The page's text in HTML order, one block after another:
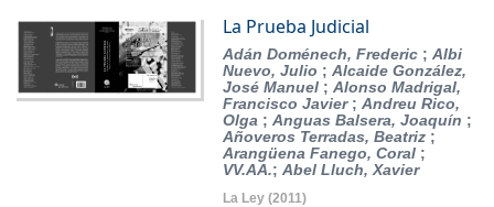
La Prueba Judicial
Adán Doménech, Frederic ; Albi
Nuevo, Julio ; Alcaide González,
José Manuel ; Alonso Madrigal,
Francisco Javier ; Andreu Rico,
Olga ; Anguas Balsera, Joaquín ;
Añoveros Terradas, Beatriz ;
Arangüena Fanego, Coral ;
VV.AA.; Abel Lluch, Xavier
La Ley(2011)